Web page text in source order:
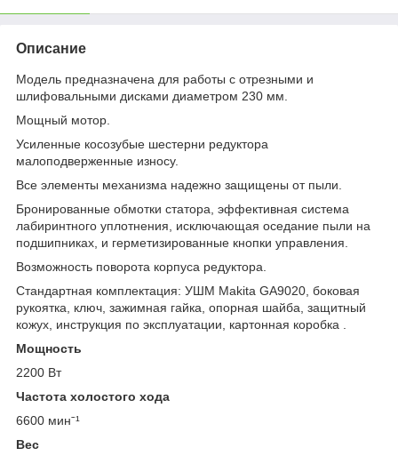
Описание
Модель предназначена для работы с отрезными и
шлифовальными дисками диаметром 230 мм.
Мощный мотор.
Усиленные косозубые шестерни редуктора
малоподверженные износу.
Все элементы механизма надежно защищены от пыли.
Бронированные обмотки статора, эффективная система
лабиринтного уплотнения, исключающая оседание пыли на
подшипниках, и герметизированные кнопки управления.
Возможность поворота корпуса редуктора.
Стандартная комплектация: УШМ Makita GA9020, боковая
рукоятка, ключ, зажимная гайка, опорная шайба, защитный
кожух, инструкция по эксплуатации, картонная коробка .
Мощность
2200 Вт
Частота холостого хода
6600 минˉ¹
Вес